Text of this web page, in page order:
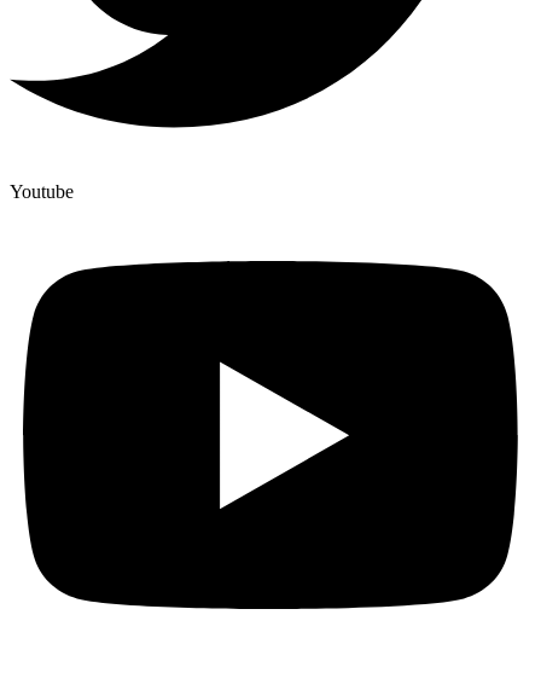
Youtube